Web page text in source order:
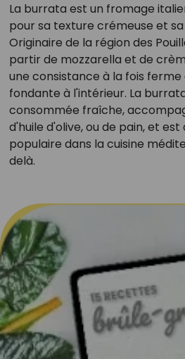
La burrata est un fromage
pour sa texture crémeuse et
Originaire de la région des
partir de mozzarella et de
une consistance à la fois
fondante à l'intérieur. La
consommée fraîche,
d'huile d'olive, ou de pain, et
populaire dans la cuisine
delà.